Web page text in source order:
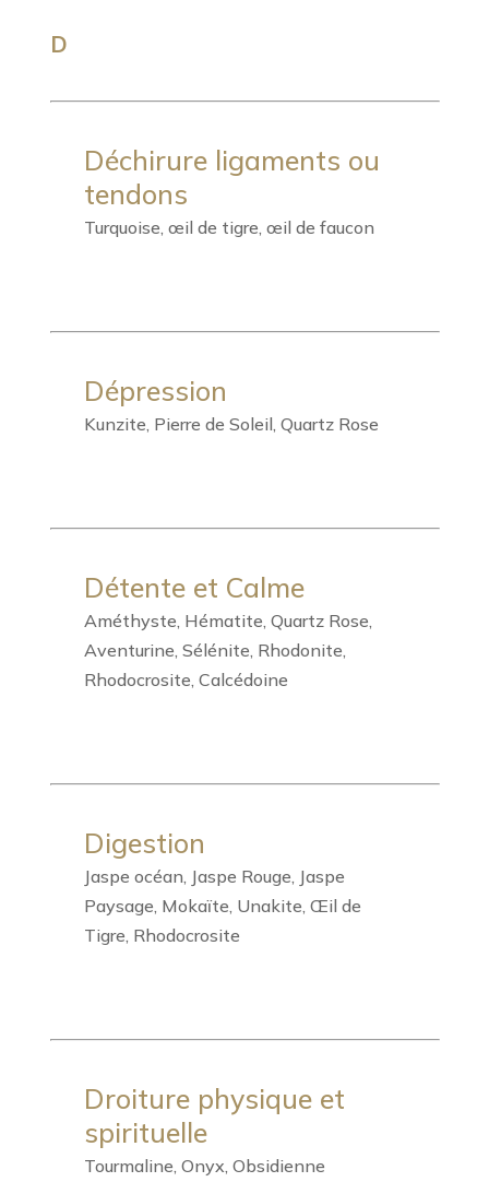
D
Déchirure ligaments ou
tendons
Turquoise, œil de tigre, œil de faucon
Dépression
Kunzite, Pierre de Soleil, Quartz Rose
Détente et Calme
Améthyste, Hématite, Quartz Rose,
Aventurine, Sélénite, Rhodonite,
Rhodocrosite, Calcédoine
Digestion
Jaspe océan, Jaspe Rouge, Jaspe
Paysage, Mokaïte, Unakite, Œil de
Tigre, Rhodocrosite
Droiture physique et
spirituelle
Tourmaline, Onyx, Obsidienne